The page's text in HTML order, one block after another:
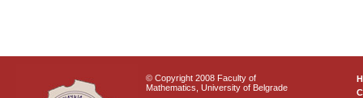
© Copyright 2008 Faculty of
Mathematics, University of Belgrade